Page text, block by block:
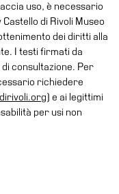
uso, è necessario
di Rivoli Museo
dei diritti alla
I testi firmati da
consultazione. Per
richiedere
) e ai legittimi
per usi non